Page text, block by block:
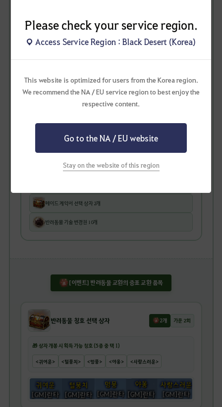
Please check your service region.
Access Service Region : Black Desert (Korea)
This website is optimized for users from the Korea region.
We recommend the NA / EU service region to best enjoy the
respective content.
Go to the NA / EU website
Stay on the website of this region
[이벤트] 반려동물 교환의 증표 1개
크론석 700개
메이드 계약서 선택 상자 2개
반려동물 기술 변경권 10개
[이벤트] 반려동물 교환의 증표 교환 품목
반려동물 칭호 선택 상자 2개 가문 2회
🎁 상자 개봉 시 획득 가능 칭호 (5종 중 택 1)
<귀여운> <털뭉치> <멍뭉> <야옹> <사랑스러운>